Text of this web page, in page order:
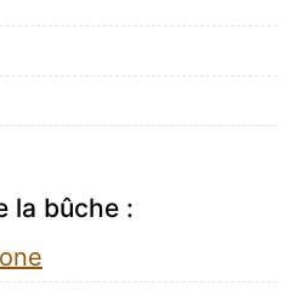
la bûche :